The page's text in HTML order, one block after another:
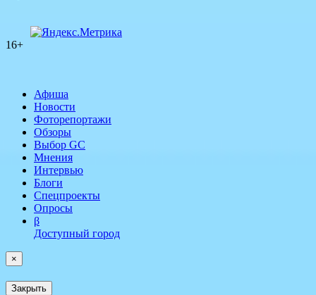
16+
Афиша
Новости
Фоторепортажи
Обзоры
Выбор GC
Мнения
Интервью
Блоги
Спецпроекты
Опросы
β
Доступный город
×
Закрыть